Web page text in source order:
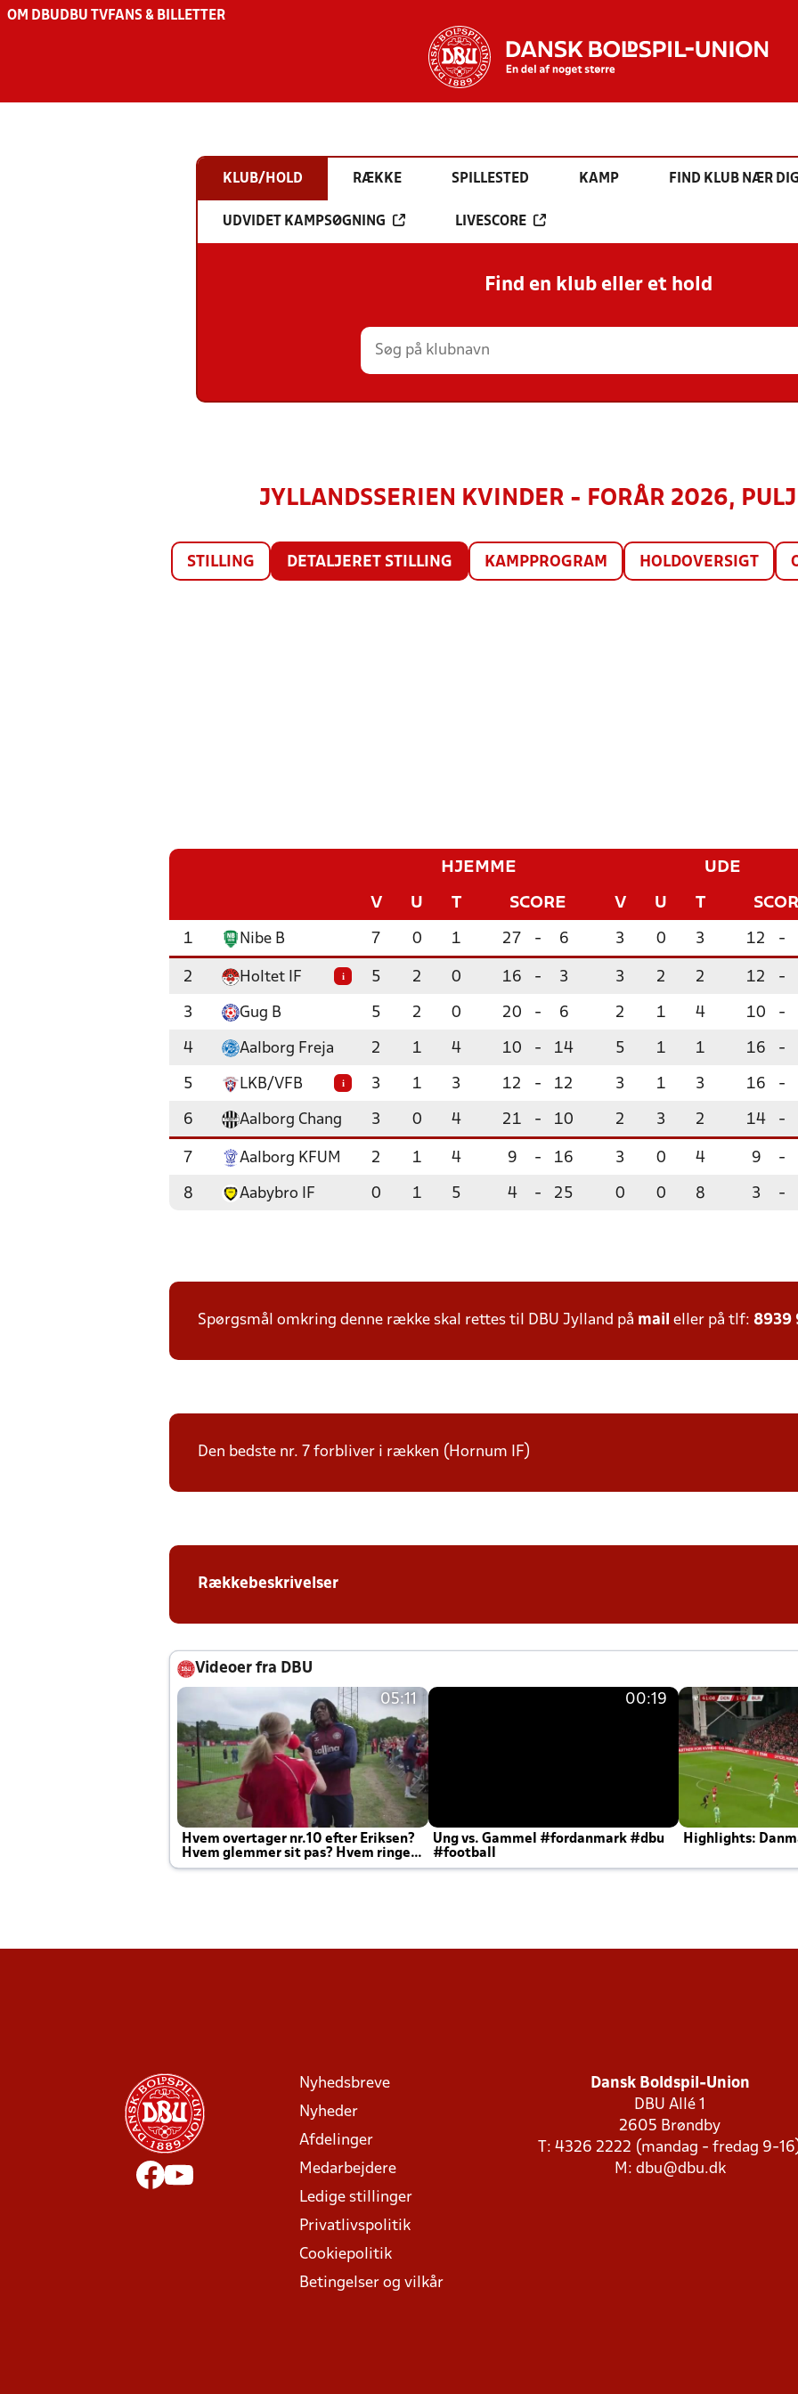
OM DBU DBU TV FANS & BILLETTER
KLUB/HOLD RÆKKE SPILLESTED KAMP FIND KLUB NÆR
UDVIDET KAMPSØGNING LIVESCORE
Find en klub eller et hold
JYLLANDSSERIEN KVINDER - FORÅR 2026,
STILLING DETALJERET STILLING KAMPPROGRAM HOLDOVERSIGT
HJEMME UDE
V U T SCORE V U T
1 Nibe B 7 0 1 27 - 6 3 0 3 12 -
2 Holtet IF i 5 2 0 16 - 3 3 2 2 12 -
3 Gug B 5 2 0 20 - 6 2 1 4 10 -
4 Aalborg Freja 2 1 4 10 - 14 5 1 1 16 -
5 LKB/VFB i 3 1 3 12 - 12 3 1 3 16 -
6 Aalborg Chang 3 0 4 21 - 10 2 3 2 14 -
7 Aalborg KFUM 2 1 4 9 - 16 3 0 4 9 -
8 Aabybro IF 0 1 5 4 - 25 0 0 8 3 -
Spørgsmål omkring denne række skal rettes til DBU Jylland på mail eller på tlf: 8939
Den bedste nr. 7 forbliver i rækken (Hornum IF)
Rækkebeskrivelser
Videoer fra DBU
05:11
Hvem overtager nr.10 efter Eriksen?
Hvem glemmer sit pas? Hvem ringer
Joachim altid til efter kampe?
00:19
Ung vs. Gammel #fordanmark #dbu
#football
Highlights:
Nyhedsbreve
Nyheder
Afdelinger
Medarbejdere
Ledige stillinger
Privatlivspolitik
Cookiepolitik
Betingelser og vilkår
Dansk Boldspil-Union
DBU Allé 1
2605 Brøndby
T: 4326 2222 (mandag - fredag 9-
M: dbu@dbu.dk